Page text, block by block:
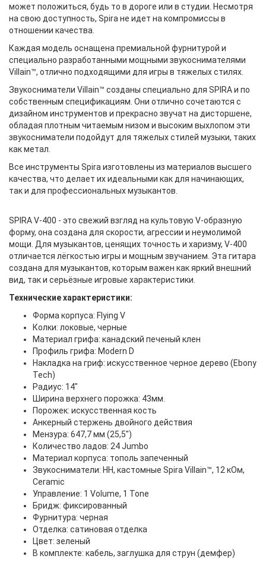
может положиться, будь то в дороге или в студии. Несмотря
на свою доступность, Spira не идет на компромиссы в
отношении качества.
Каждая модель оснащена премиальной фурнитурой и
специально разработанными мощными звукоснимателями
Villain™, отлично подходящими для игры в тяжелых стилях.
Звукосниматели Villain™ созданы специально для SPIRA и по
собственным спецификациям. Они отлично сочетаются с
дизайном инструментов и прекрасно звучат на дисторшене,
обладая плотным читаемым низом и высоким выхлопом эти
звукосниматели подойдут для тяжелых стилей музыки, таких
как метал.
Все инструменты Spira изготовлены ​​из материалов высшего
качества, что делает их идеальными как для начинающих,
так и для профессиональных музыкантов.
SPIRA V-400 - это свежий взгляд на культовую V-образную
форму, она создана для скорости, агрессии и неумолимой
мощи. Для музыкантов, ценящих точность и харизму, V-400
отличается лёгкостью игры и мощным звучанием. Эта гитара
создана для музыкантов, которым важен как яркий внешний
вид, так и серьёзные игровые характеристики.
Технические характеристики:
Форма корпуса: Flying V
Колки: локовые, черные
Материал грифа: канадский печеный клен
Профиль грифа: Modern D
Накладка на гриф: искусственное черное дерево (Ebony
Tech)
Радиус: 14″
Ширина верхнего порожка: 43мм.
Порожек: искусственная кость
Анкерный стержень двойного действия
Мензура: 647,7 мм (25,5″)
Количество ладов: 24 Jumbo
Материал корпуса: тополь запеченный
Звукосниматели: HH, кастомные Spira Villain™, 12 кОм,
Ceramic
Управление: 1 Volume, 1 Tone
Бридж: фиксированный
Фурнитура: черная
Отделка: сатиновая отделка
Цвет: зеленый
В комплекте: кабель, заглушка для струн (демфер)